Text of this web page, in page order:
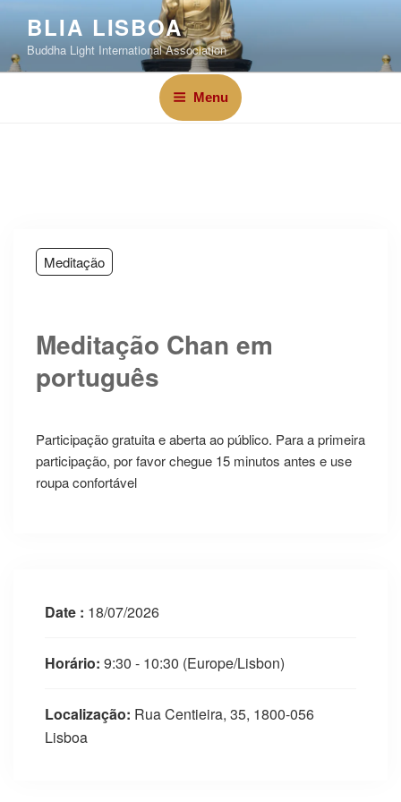
BLIA LISBOA
Buddha Light International Association
Menu
Meditação
Meditação Chan em
português
Participação gratuita e aberta ao público. Para a primeira
participação, por favor chegue 15 minutos antes e use
roupa confortável
Date : 18/07/2026
Horário: 9:30 - 10:30 (Europe/Lisbon)
Localização: Rua Centieira, 35, 1800-056
Lisboa